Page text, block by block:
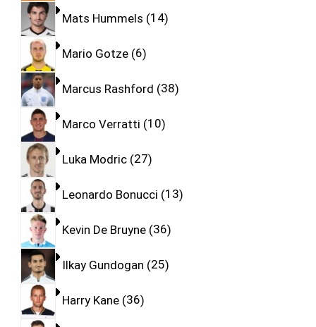
Mats Hummels 14
Mario Gotze 6
Marcus Rashford 38
Marco Verratti 10
Luka Modric 27
Leonardo Bonucci 13
Kevin De Bruyne 36
Ilkay Gundogan 25
Harry Kane 36